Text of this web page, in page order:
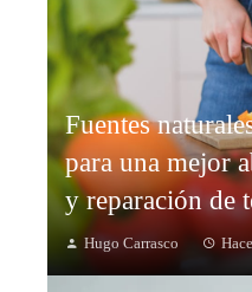
Fuentes
para una mejor
y reparación de
Hugo Carrasco